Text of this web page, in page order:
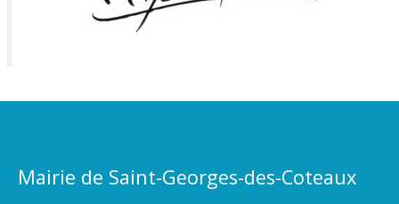
Mairie de Saint-Georges-des-Coteaux